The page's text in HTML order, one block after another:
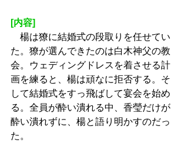
[内容]
楊は獠に結婚式の段取りを任せてい
た。獠が選んできたのは白木神父の教
会。ウェディングドレスを着させる計
画を練ると、楊は頑なに拒否する。そ
して結婚式をすっ飛ばして宴会を始め
る。全員が酔い潰れる中、香瑩だけが
酔い潰れずに、楊と語り明かすのだっ
た。